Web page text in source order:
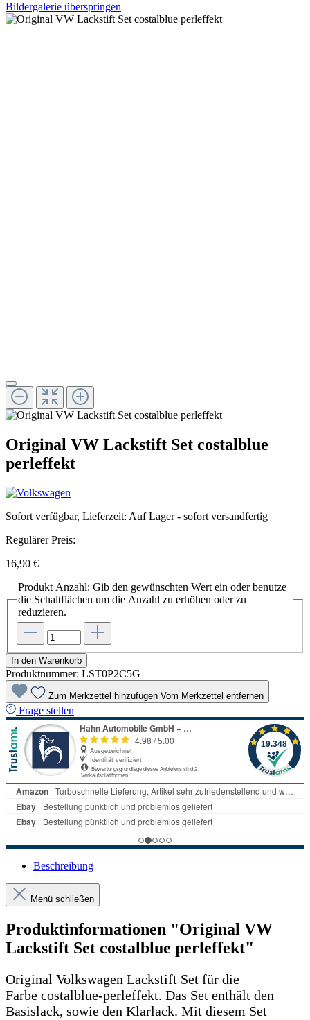
Bildergalerie überspringen
Original VW Lackstift Set costalblue
perleffekt
Sofort verfügbar, Lieferzeit: Auf Lager - sofort versandfertig
Regulärer Preis:
16,90 €
Produkt Anzahl: Gib den gewünschten Wert ein oder benutze
die Schaltflächen um die Anzahl zu erhöhen oder zu
reduzieren.
In den Warenkorb
Produktnummer: LST0P2C5G
Zum Merkzettel hinzufügen Vom Merkzettel entfernen
Frage stellen
Beschreibung
Menü schließen
Produktinformationen "Original VW
Lackstift Set costalblue perleffekt"
Original Volkswagen Lackstift Set für die
Farbe costalblue-perleffekt. Das Set enthält den
Basislack, sowie den Klarlack. Mit diesem Set